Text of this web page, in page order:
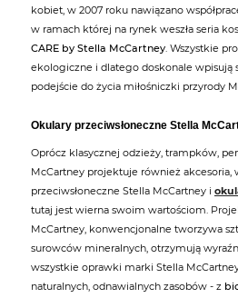
kobiet, w 2007 roku nawiązano
w ramach której na rynek weszła seria
CARE by Stella McCartney. Wszystkie
ekologiczne i dlatego doskonale wpisują
podejście do życia miłośniczki przyrody
Okulary przeciwsłoneczne Stella
Oprócz klasycznej odzieży, trampków,
McCartney projektuje również akcesoria,
przeciwsłoneczne Stella McCartney i
tutaj jest wierna swoim wartościom.
McCartney, konwencjonalne tworzywa
surowców mineralnych, otrzymują
wszystkie oprawki marki Stella
naturalnych, odnawialnych zasobów - z